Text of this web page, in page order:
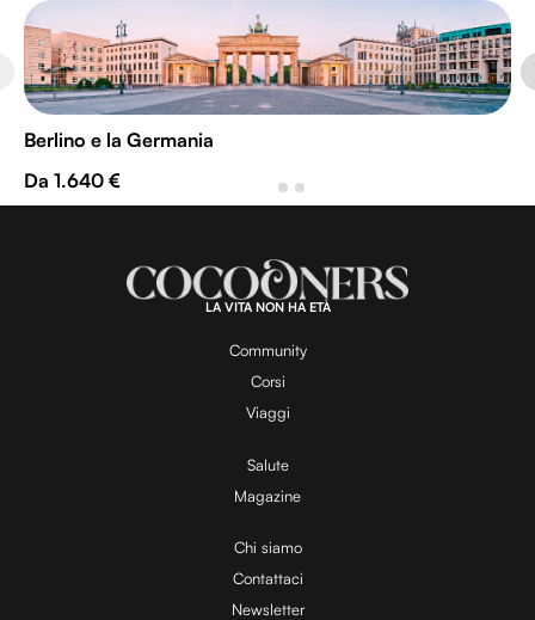
Berlino e la Germania
Da 1.640 €
LA VITA NON HA ETÀ
Community
Corsi
Viaggi
Salute
Magazine
Chi siamo
Contattaci
Newsletter